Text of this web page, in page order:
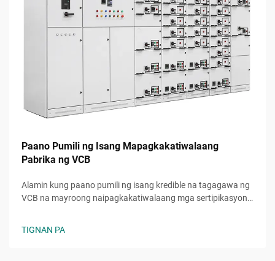
Paano Pumili ng Isang Mapagkakatiwalaang
Pabrika ng VCB
Alamin kung paano pumili ng isang kredible na tagagawa ng
VCB na mayroong naipagkakatiwalaang mga sertipikasyon,
TIGNAN PA